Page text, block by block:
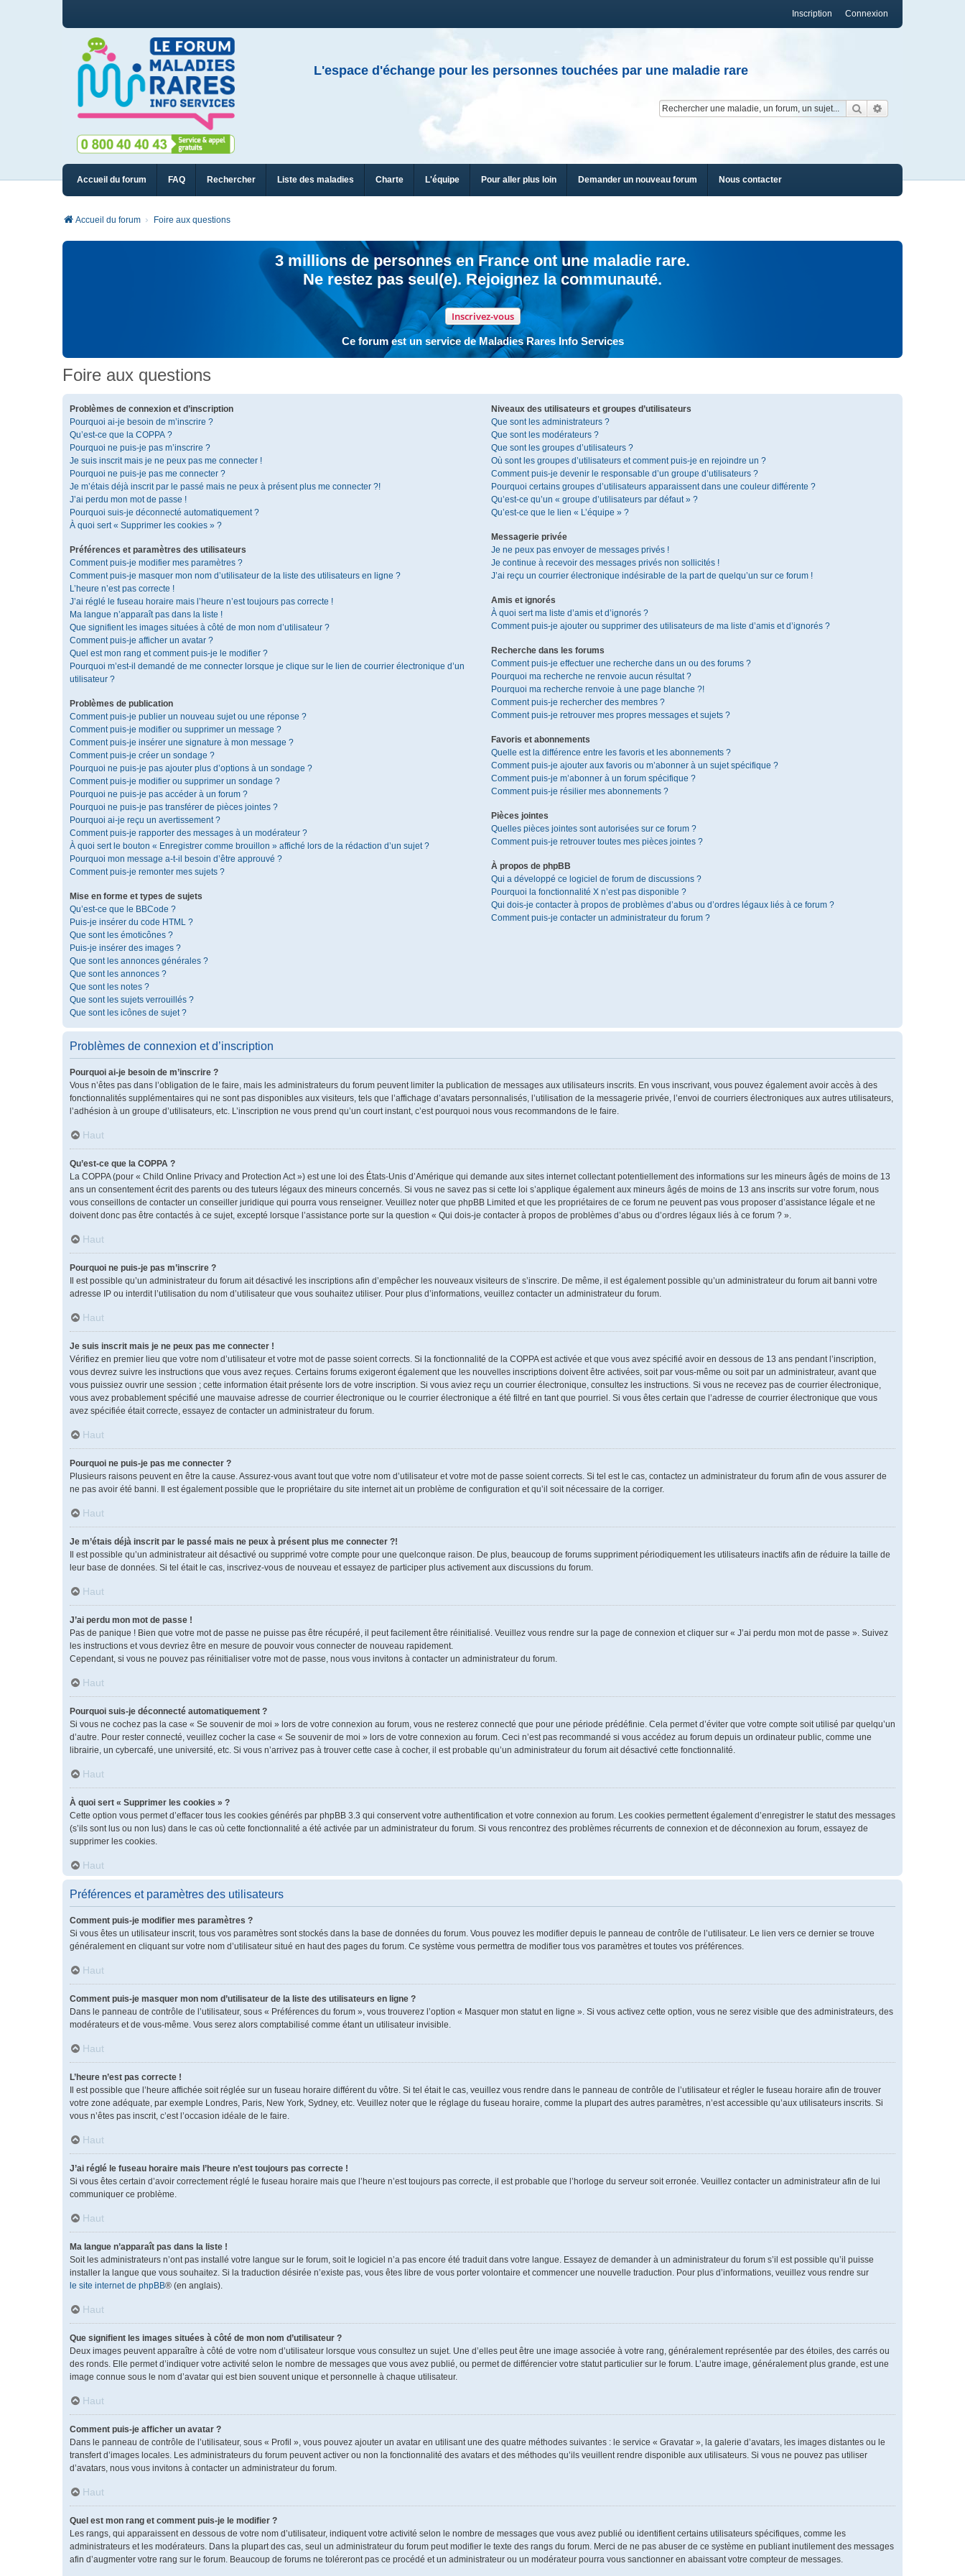
Connexion
Inscription
L'espace d'échange pour les personnes touchées par une maladie rare
Rechercher
Accueil du forum FAQ Rechercher Liste des maladies Charte L'équipe Pour aller plus loin Demander un nouveau forum Nous contacter
Accueil du forum Foire aux questions
3 millions de personnes en France ont une maladie rare.
Ne restez pas seul(e). Rejoignez la communauté.
Inscrivez-vous
Ce forum est un service de Maladies Rares Info Services
Foire aux questions
Problèmes de connexion et d’inscription
Pourquoi ai-je besoin de m’inscrire ?
Qu’est-ce que la COPPA ?
Pourquoi ne puis-je pas m’inscrire ?
Je suis inscrit mais je ne peux pas me connecter !
Pourquoi ne puis-je pas me connecter ?
Je m’étais déjà inscrit par le passé mais ne peux à présent plus me connecter ?!
J’ai perdu mon mot de passe !
Pourquoi suis-je déconnecté automatiquement ?
À quoi sert « Supprimer les cookies » ?
Préférences et paramètres des utilisateurs
Comment puis-je modifier mes paramètres ?
Comment puis-je masquer mon nom d’utilisateur de la liste des utilisateurs en ligne ?
L’heure n’est pas correcte !
J’ai réglé le fuseau horaire mais l’heure n’est toujours pas correcte !
Ma langue n’apparaît pas dans la liste !
Que signifient les images situées à côté de mon nom d’utilisateur ?
Comment puis-je afficher un avatar ?
Quel est mon rang et comment puis-je le modifier ?
Pourquoi m’est-il demandé de me connecter lorsque je clique sur le lien de courrier électronique d’un
utilisateur ?
Problèmes de publication
Comment puis-je publier un nouveau sujet ou une réponse ?
Comment puis-je modifier ou supprimer un message ?
Comment puis-je insérer une signature à mon message ?
Comment puis-je créer un sondage ?
Pourquoi ne puis-je pas ajouter plus d’options à un sondage ?
Comment puis-je modifier ou supprimer un sondage ?
Pourquoi ne puis-je pas accéder à un forum ?
Pourquoi ne puis-je pas transférer de pièces jointes ?
Pourquoi ai-je reçu un avertissement ?
Comment puis-je rapporter des messages à un modérateur ?
À quoi sert le bouton « Enregistrer comme brouillon » affiché lors de la rédaction d’un sujet ?
Pourquoi mon message a-t-il besoin d’être approuvé ?
Comment puis-je remonter mes sujets ?
Mise en forme et types de sujets
Qu’est-ce que le BBCode ?
Puis-je insérer du code HTML ?
Que sont les émoticônes ?
Puis-je insérer des images ?
Que sont les annonces générales ?
Que sont les annonces ?
Que sont les notes ?
Que sont les sujets verrouillés ?
Que sont les icônes de sujet ?
Niveaux des utilisateurs et groupes d’utilisateurs
Que sont les administrateurs ?
Que sont les modérateurs ?
Que sont les groupes d’utilisateurs ?
Où sont les groupes d’utilisateurs et comment puis-je en rejoindre un ?
Comment puis-je devenir le responsable d’un groupe d’utilisateurs ?
Pourquoi certains groupes d’utilisateurs apparaissent dans une couleur différente ?
Qu’est-ce qu’un « groupe d’utilisateurs par défaut » ?
Qu’est-ce que le lien « L’équipe » ?
Messagerie privée
Je ne peux pas envoyer de messages privés !
Je continue à recevoir des messages privés non sollicités !
J’ai reçu un courrier électronique indésirable de la part de quelqu’un sur ce forum !
Amis et ignorés
À quoi sert ma liste d’amis et d’ignorés ?
Comment puis-je ajouter ou supprimer des utilisateurs de ma liste d’amis et d’ignorés ?
Recherche dans les forums
Comment puis-je effectuer une recherche dans un ou des forums ?
Pourquoi ma recherche ne renvoie aucun résultat ?
Pourquoi ma recherche renvoie à une page blanche ?!
Comment puis-je rechercher des membres ?
Comment puis-je retrouver mes propres messages et sujets ?
Favoris et abonnements
Quelle est la différence entre les favoris et les abonnements ?
Comment puis-je ajouter aux favoris ou m’abonner à un sujet spécifique ?
Comment puis-je m’abonner à un forum spécifique ?
Comment puis-je résilier mes abonnements ?
Pièces jointes
Quelles pièces jointes sont autorisées sur ce forum ?
Comment puis-je retrouver toutes mes pièces jointes ?
À propos de phpBB
Qui a développé ce logiciel de forum de discussions ?
Pourquoi la fonctionnalité X n’est pas disponible ?
Qui dois-je contacter à propos de problèmes d’abus ou d’ordres légaux liés à ce forum ?
Comment puis-je contacter un administrateur du forum ?
Problèmes de connexion et d’inscription
Pourquoi ai-je besoin de m’inscrire ?
Vous n’êtes pas dans l’obligation de le faire, mais les administrateurs du forum peuvent limiter la publication de messages aux utilisateurs inscrits. En vous inscrivant, vous pouvez également avoir accès à des
fonctionnalités supplémentaires qui ne sont pas disponibles aux visiteurs, tels que l’affichage d’avatars personnalisés, l’utilisation de la messagerie privée, l’envoi de courriers électroniques aux autres utilisateurs,
l’adhésion à un groupe d’utilisateurs, etc. L’inscription ne vous prend qu’un court instant, c’est pourquoi nous vous recommandons de le faire.
Haut
Qu’est-ce que la COPPA ?
La COPPA (pour « Child Online Privacy and Protection Act ») est une loi des États-Unis d’Amérique qui demande aux sites internet collectant potentiellement des informations sur les mineurs âgés de moins de 13
ans un consentement écrit des parents ou des tuteurs légaux des mineurs concernés. Si vous ne savez pas si cette loi s’applique également aux mineurs âgés de moins de 13 ans inscrits sur votre forum, nous
vous conseillons de contacter un conseiller juridique qui pourra vous renseigner. Veuillez noter que phpBB Limited et que les propriétaires de ce forum ne peuvent pas vous proposer d’assistance légale et ne
doivent donc pas être contactés à ce sujet, excepté lorsque l’assistance porte sur la question « Qui dois-je contacter à propos de problèmes d’abus ou d’ordres légaux liés à ce forum ? ».
Haut
Pourquoi ne puis-je pas m’inscrire ?
Il est possible qu’un administrateur du forum ait désactivé les inscriptions afin d’empêcher les nouveaux visiteurs de s’inscrire. De même, il est également possible qu’un administrateur du forum ait banni votre
adresse IP ou interdit l’utilisation du nom d’utilisateur que vous souhaitez utiliser. Pour plus d’informations, veuillez contacter un administrateur du forum.
Haut
Je suis inscrit mais je ne peux pas me connecter !
Vérifiez en premier lieu que votre nom d’utilisateur et votre mot de passe soient corrects. Si la fonctionnalité de la COPPA est activée et que vous avez spécifié avoir en dessous de 13 ans pendant l’inscription,
vous devrez suivre les instructions que vous avez reçues. Certains forums exigeront également que les nouvelles inscriptions doivent être activées, soit par vous-même ou soit par un administrateur, avant que
vous puissiez ouvrir une session ; cette information était présente lors de votre inscription. Si vous aviez reçu un courrier électronique, consultez les instructions. Si vous ne recevez pas de courrier électronique,
vous avez probablement spécifié une mauvaise adresse de courrier électronique ou le courrier électronique a été filtré en tant que pourriel. Si vous êtes certain que l’adresse de courrier électronique que vous
avez spécifiée était correcte, essayez de contacter un administrateur du forum.
Haut
Pourquoi ne puis-je pas me connecter ?
Plusieurs raisons peuvent en être la cause. Assurez-vous avant tout que votre nom d’utilisateur et votre mot de passe soient corrects. Si tel est le cas, contactez un administrateur du forum afin de vous assurer de
ne pas avoir été banni. Il est également possible que le propriétaire du site internet ait un problème de configuration et qu’il soit nécessaire de la corriger.
Haut
Je m’étais déjà inscrit par le passé mais ne peux à présent plus me connecter ?!
Il est possible qu’un administrateur ait désactivé ou supprimé votre compte pour une quelconque raison. De plus, beaucoup de forums suppriment périodiquement les utilisateurs inactifs afin de réduire la taille de
leur base de données. Si tel était le cas, inscrivez-vous de nouveau et essayez de participer plus activement aux discussions du forum.
Haut
J’ai perdu mon mot de passe !
Pas de panique ! Bien que votre mot de passe ne puisse pas être récupéré, il peut facilement être réinitialisé. Veuillez vous rendre sur la page de connexion et cliquer sur « J’ai perdu mon mot de passe ». Suivez
les instructions et vous devriez être en mesure de pouvoir vous connecter de nouveau rapidement.
Cependant, si vous ne pouvez pas réinitialiser votre mot de passe, nous vous invitons à contacter un administrateur du forum.
Haut
Pourquoi suis-je déconnecté automatiquement ?
Si vous ne cochez pas la case « Se souvenir de moi » lors de votre connexion au forum, vous ne resterez connecté que pour une période prédéfinie. Cela permet d’éviter que votre compte soit utilisé par quelqu’un
d’autre. Pour rester connecté, veuillez cocher la case « Se souvenir de moi » lors de votre connexion au forum. Ceci n’est pas recommandé si vous accédez au forum depuis un ordinateur public, comme une
librairie, un cybercafé, une université, etc. Si vous n’arrivez pas à trouver cette case à cocher, il est probable qu’un administrateur du forum ait désactivé cette fonctionnalité.
Haut
À quoi sert « Supprimer les cookies » ?
Cette option vous permet d’effacer tous les cookies générés par phpBB 3.3 qui conservent votre authentification et votre connexion au forum. Les cookies permettent également d’enregistrer le statut des messages
(s’ils sont lus ou non lus) dans le cas où cette fonctionnalité a été activée par un administrateur du forum. Si vous rencontrez des problèmes récurrents de connexion et de déconnexion au forum, essayez de
supprimer les cookies.
Haut
Préférences et paramètres des utilisateurs
Comment puis-je modifier mes paramètres ?
Si vous êtes un utilisateur inscrit, tous vos paramètres sont stockés dans la base de données du forum. Vous pouvez les modifier depuis le panneau de contrôle de l’utilisateur. Le lien vers ce dernier se trouve
généralement en cliquant sur votre nom d’utilisateur situé en haut des pages du forum. Ce système vous permettra de modifier tous vos paramètres et toutes vos préférences.
Haut
Comment puis-je masquer mon nom d’utilisateur de la liste des utilisateurs en ligne ?
Dans le panneau de contrôle de l’utilisateur, sous « Préférences du forum », vous trouverez l’option « Masquer mon statut en ligne ». Si vous activez cette option, vous ne serez visible que des administrateurs, des
modérateurs et de vous-même. Vous serez alors comptabilisé comme étant un utilisateur invisible.
Haut
L’heure n’est pas correcte !
Il est possible que l’heure affichée soit réglée sur un fuseau horaire différent du vôtre. Si tel était le cas, veuillez vous rendre dans le panneau de contrôle de l’utilisateur et régler le fuseau horaire afin de trouver
votre zone adéquate, par exemple Londres, Paris, New York, Sydney, etc. Veuillez noter que le réglage du fuseau horaire, comme la plupart des autres paramètres, n’est accessible qu’aux utilisateurs inscrits. Si
vous n’êtes pas inscrit, c’est l’occasion idéale de le faire.
Haut
J’ai réglé le fuseau horaire mais l’heure n’est toujours pas correcte !
Si vous êtes certain d’avoir correctement réglé le fuseau horaire mais que l’heure n’est toujours pas correcte, il est probable que l’horloge du serveur soit erronée. Veuillez contacter un administrateur afin de lui
communiquer ce problème.
Haut
Ma langue n’apparaît pas dans la liste !
Soit les administrateurs n’ont pas installé votre langue sur le forum, soit le logiciel n’a pas encore été traduit dans votre langue. Essayez de demander à un administrateur du forum s’il est possible qu’il puisse
installer la langue que vous souhaitez. Si la traduction désirée n’existe pas, vous êtes libre de vous porter volontaire et commencer une nouvelle traduction. Pour plus d’informations, veuillez vous rendre sur
le site internet de phpBB® (en anglais).
Haut
Que signifient les images situées à côté de mon nom d’utilisateur ?
Deux images peuvent apparaître à côté de votre nom d’utilisateur lorsque vous consultez un sujet. Une d’elles peut être une image associée à votre rang, généralement représentée par des étoiles, des carrés ou
des ronds. Elle permet d’indiquer votre activité selon le nombre de messages que vous avez publié, ou permet de différencier votre statut particulier sur le forum. L’autre image, généralement plus grande, est une
image connue sous le nom d’avatar qui est bien souvent unique et personnelle à chaque utilisateur.
Haut
Comment puis-je afficher un avatar ?
Dans le panneau de contrôle de l’utilisateur, sous « Profil », vous pouvez ajouter un avatar en utilisant une des quatre méthodes suivantes : le service « Gravatar », la galerie d’avatars, les images distantes ou le
transfert d’images locales. Les administrateurs du forum peuvent activer ou non la fonctionnalité des avatars et des méthodes qu’ils veuillent rendre disponible aux utilisateurs. Si vous ne pouvez pas utiliser
d’avatars, nous vous invitons à contacter un administrateur du forum.
Haut
Quel est mon rang et comment puis-je le modifier ?
Les rangs, qui apparaissent en dessous de votre nom d’utilisateur, indiquent votre activité selon le nombre de messages que vous avez publié ou identifient certains utilisateurs spécifiques, comme les
administrateurs et les modérateurs. Dans la plupart des cas, seul un administrateur du forum peut modifier le texte des rangs du forum. Merci de ne pas abuser de ce système en publiant inutilement des messages
afin d’augmenter votre rang sur le forum. Beaucoup de forums ne toléreront pas ce procédé et un administrateur ou un modérateur pourra vous sanctionner en abaissant votre compteur de messages.